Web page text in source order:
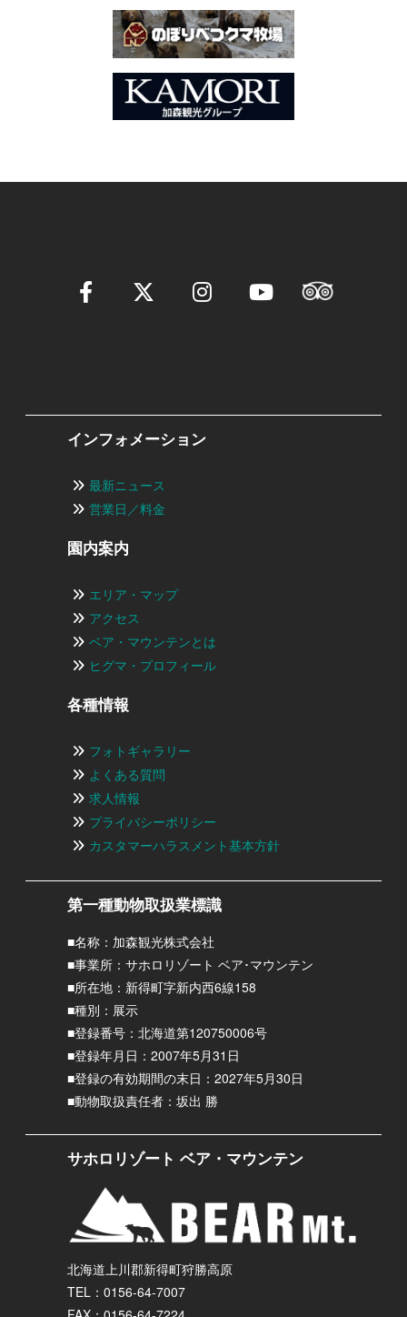
インフォメーション
最新ニュース
営業日／料金
園内案内
エリア・マップ
アクセス
ベア・マウンテンとは
ヒグマ・プロフィール
各種情報
フォトギャラリー
よくある質問
求人情報
プライバシーポリシー
カスタマーハラスメント基本方針
第一種動物取扱業標識
■名称：加森観光株式会社
■事業所：サホロリゾート ベア･マウンテン
■所在地：新得町字新内西6線158
■種別：展示
■登録番号：北海道第120750006号
■登録年月日：2007年5月31日
■登録の有効期間の末日：2027年5月30日
■動物取扱責任者：坂出 勝
サホロリゾート ベア・マウンテン
北海道上川郡新得町狩勝高原
TEL：0156-64-7007